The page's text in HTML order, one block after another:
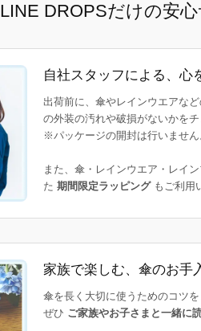
LINE DROPSだけの安
自社スタッフによる、心
出荷前に、傘やレインウエアな
の外装の汚れや破損がないかをチ
※パッケージの開封は行いません
また、傘・レインウエア・レイ
た 期間限定ラッピングもご利用
家族で楽しむ、傘のお手
傘を長く大切に使うためのコツ
ぜひ ご家族やお子さまと一緒に